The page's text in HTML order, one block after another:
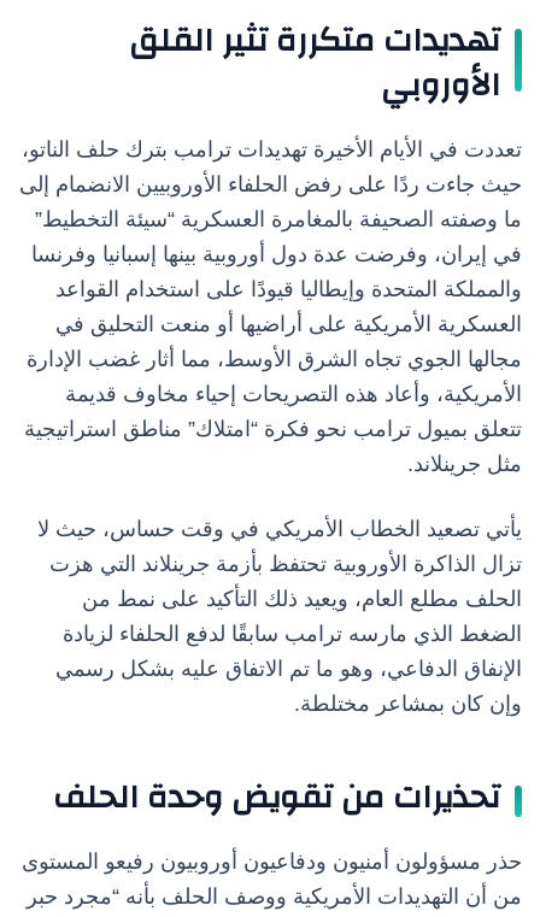
تهديدات متكررة تثير القلق
الأوروبي
تعددت في الأيام الأخيرة تهديدات ترامب بترك حلف الناتو،
حيث جاءت ردًا على رفض الحلفاء الأوروبيين الانضمام إلى
ما وصفته الصحيفة بالمغامرة العسكرية “سيئة التخطيط”
في إيران، وفرضت عدة دول أوروبية بينها إسبانيا وفرنسا
والمملكة المتحدة وإيطاليا قيودًا على استخدام القواعد
العسكرية الأمريكية على أراضيها أو منعت التحليق في
مجالها الجوي تجاه الشرق الأوسط، مما أثار غضب الإدارة
الأمريكية، وأعاد هذه التصريحات إحياء مخاوف قديمة
تتعلق بميول ترامب نحو فكرة “امتلاك” مناطق استراتيجية
مثل جرينلاند.
يأتي تصعيد الخطاب الأمريكي في وقت حساس، حيث لا
تزال الذاكرة الأوروبية تحتفظ بأزمة جرينلاند التي هزت
الحلف مطلع العام، ويعيد ذلك التأكيد على نمط من
الضغط الذي مارسه ترامب سابقًا لدفع الحلفاء لزيادة
الإنفاق الدفاعي، وهو ما تم الاتفاق عليه بشكل رسمي
وإن كان بمشاعر مختلطة.
تحذيرات من تقويض وحدة الحلف
حذر مسؤولون أمنيون ودفاعيون أوروبيون رفيعو المستوى
من أن التهديدات الأمريكية ووصف الحلف بأنه “مجرد حبر